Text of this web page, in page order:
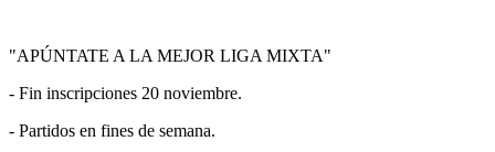
"APÚNTATE A LA MEJOR LIGA MIXTA"
- Fin inscripciones 20 noviembre.
- Partidos en fines de semana.